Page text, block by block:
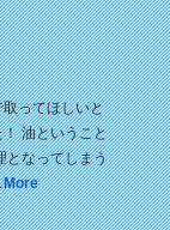
ってほしいと
油ということ
となってしまう
More